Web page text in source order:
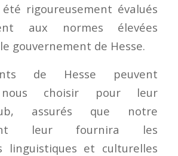
rigoureusement évalués
aux normes élevées
gouvernement de Hesse.
de Hesse peuvent
nous choisir pour leur
assurés que notre
leur fournira les
linguistiques et culturelles